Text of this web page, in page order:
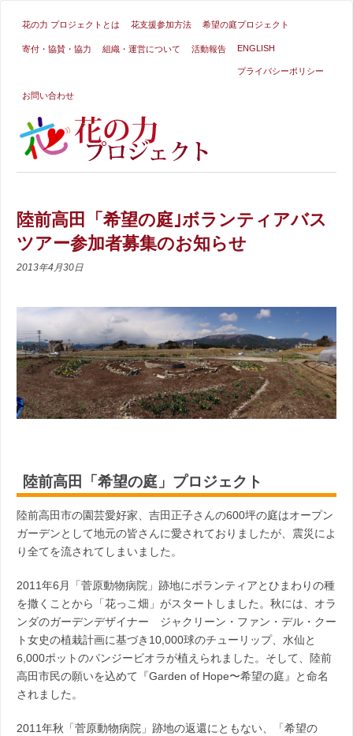
花の力 プロジェクトとは 花支援参加方法 希望の庭プロジェクト
寄付・協賛・協力 組織・運営について 活動報告 ENGLISH
プライバシーポリシー
お問い合わせ
陸前高田「希望の庭｣ボランティアバス
ツアー参加者募集のお知らせ
2013年4月30日
陸前高田「希望の庭」プロジェクト
陸前高田市の園芸愛好家、吉田正子さんの600坪の庭はオープン
ガーデンとして地元の皆さんに愛されておりましたが、震災によ
り全てを流されてしまいました。
2011年6月「菅原動物病院」跡地にボランティアとひまわりの種
を撒くことから「花っこ畑」がスタートしました。秋には、オラ
ンダのガーデンデザイナー ジャクリーン・ファン・デル・クー
ト女史の植栽計画に基づき10,000球のチューリップ、水仙と
6,000ポットのパンジービオラが植えられました。そして、陸前
高田市民の願いを込めて『Garden of Hope〜希望の庭』と命名
されました。
2011年秋「菅原動物病院」跡地の返還にともない、「希望の